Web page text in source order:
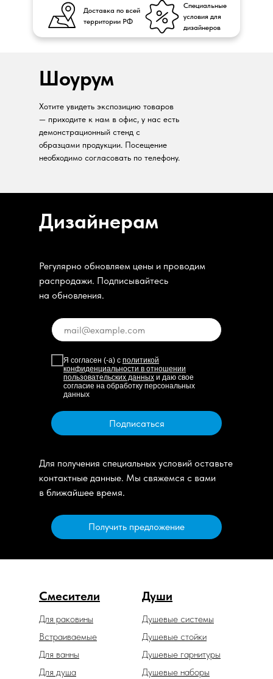
Доставка по всей
территории РФ
Специальные
условия для
дизайнеров
Шоурум
Хотите увидеть экспозицию товаров
— приходите к нам в офис, у нас есть
демонстрационный стенд с
образцами продукции. Посещение
необходимо согласовать по телефону.
Дизайнерам
Регулярно обновляем цены и проводим
распродажи. Подписывайтесь
на обновления.
Я согласен (-а) с политикой
конфиденциальности в отношении
пользовательских данных и даю свое
согласие на обработку персональных
данных
Подписаться
Для получения специальных условий оставьте
контактные данные. Мы свяжемся с вами
в ближайшее время.
Получить предложение
Смесители Души
Душевые гарнитуры
Душевые системы
Душевые наборы
Встраиваемые
Для ванны
Для душа
Для раковины
Душевые стойки